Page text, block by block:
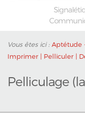
Vous êtes ici : Aptétude
Imprimer | Pelliculer |
Pelliculage